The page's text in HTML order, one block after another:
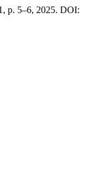
p. 5–6, 2025. DOI: